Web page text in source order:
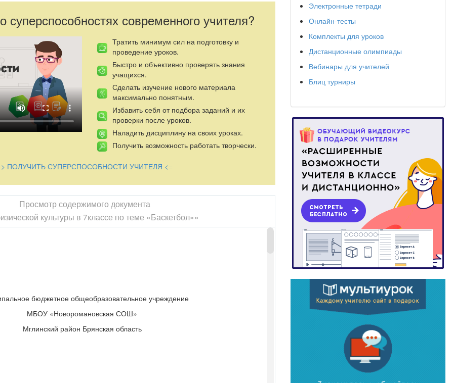
суперспособностях современного учителя?
Тратить минимум сил на подготовку и
проведение уроков.
Быстро и объективно проверять знания
учащихся.
Сделать изучение нового материала
максимально понятным.
Избавить себя от подбора заданий и их
проверки после уроков.
Наладить дисциплину на своих уроках.
Получить возможность работать творчески.
ПОЛУЧИТЬ СУПЕРСПОСОБНОСТИ УЧИТЕЛЯ <=
Просмотр содержимого документа
культуры в 7классе по теме «Баскетбол»»
бюджетное общеобразовательное учреждение
МБОУ «Новоромановская СОШ»
Мглинский район Брянская область
Электронные тетради
Онлайн-тесты
Комплекты для уроков
Дистанционные олимпиады
Вебинары для учителей
Блиц турниры